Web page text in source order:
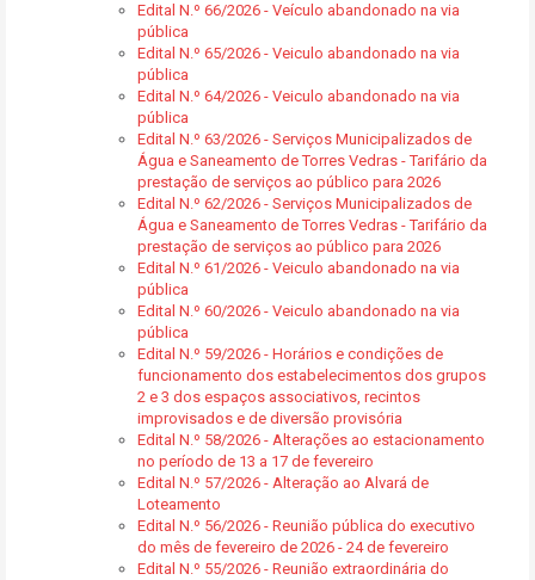
Edital N.º 66/2026 - Veículo abandonado na via
pública
Edital N.º 65/2026 - Veiculo abandonado na via
pública
Edital N.º 64/2026 - Veiculo abandonado na via
pública
Edital N.º 63/2026 - Serviços Municipalizados de
Água e Saneamento de Torres Vedras - Tarifário da
prestação de serviços ao público para 2026
Edital N.º 62/2026 - Serviços Municipalizados de
Água e Saneamento de Torres Vedras - Tarifário da
prestação de serviços ao público para 2026
Edital N.º 61/2026 - Veiculo abandonado na via
pública
Edital N.º 60/2026 - Veiculo abandonado na via
pública
Edital N.º 59/2026 - Horários e condições de
funcionamento dos estabelecimentos dos grupos
2 e 3 dos espaços associativos, recintos
improvisados e de diversão provisória
Edital N.º 58/2026 - Alterações ao estacionamento
no período de 13 a 17 de fevereiro
Edital N.º 57/2026 - Alteração ao Alvará de
Loteamento
Edital N.º 56/2026 - Reunião pública do executivo
do mês de fevereiro de 2026 - 24 de fevereiro
Edital N.º 55/2026 - Reunião extraordinária do